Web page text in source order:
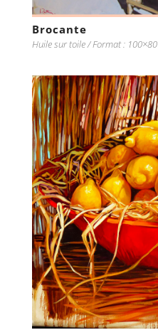
Brocante
Huile sur toile / Format : 100×80